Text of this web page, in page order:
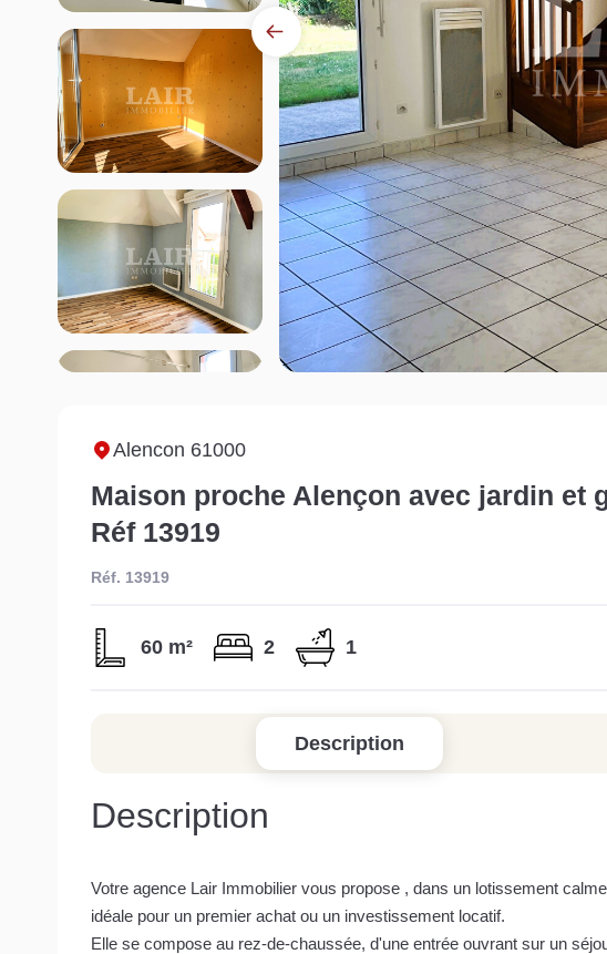
Alencon 61000
Maison proche Alençon avec jardin et
Réf 13919
Réf. 13919
60 m² 2 1
Description
Description
Votre agence Lair Immobilier vous propose , dans un lotissement
idéale pour un premier achat ou un investissement locatif.
Elle se compose au rez-de-chaussée, d'une entrée ouvrant sur un